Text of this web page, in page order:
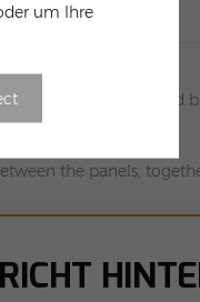
um Ihre
end clamp, silver and
the panels,